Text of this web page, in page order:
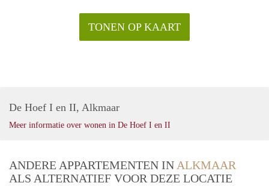
TONEN OP KAART
De Hoef I en II, Alkmaar
Meer informatie over wonen in De Hoef I en II
ANDERE APPARTEMENTEN IN ALKMAAR
ALS ALTERNATIEF VOOR DEZE LOCATIE